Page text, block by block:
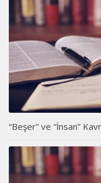
“Beşer” ve “İnsan”